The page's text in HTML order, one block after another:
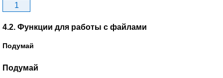
1
4.2. Функции для работы с файлами
Подумай
Подумай